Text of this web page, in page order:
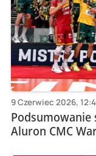
9 Czerwiec 2026,
Podsumowanie
Aluron CMC